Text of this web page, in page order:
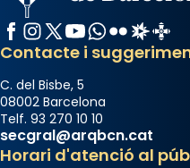
Facebook
Instagram
X / Twitter
YouTube
WhatsApp
FlickrRadio
Contacte i
C. del Bisbe, 5
08002 Barcelona
Telf. 93 270 10 10
secgral@arqbcn.cat
Horari d'atenció al